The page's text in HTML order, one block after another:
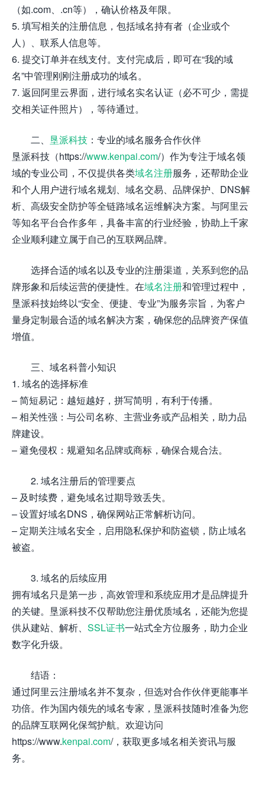
（如.com、.cn等），确认价格及年限。
5. 填写相关的注册信息，包括域名持有者（企业或个
人）、联系人信息等。
6. 提交订单并在线支付。支付完成后，即可在“我的域
名”中管理刚刚注册成功的域名。
7. 返回阿里云界面，进行域名实名认证（必不可少，需提
交相关证件照片），等待通过。
二、 垦派科技 ：专业的域名服务合作伙伴
垦派科技（https://www.kenpai.com/）作为专注于域名领
域的专业公司，不仅提供各类域名注册服务，还帮助企业
和个人用户进行域名规划、域名交易、品牌保护、DNS解
析、高级安全防护等全链路域名运维解决方案。与阿里云
等知名平台合作多年，具备丰富的行业经验，协助上千家
企业顺利建立属于自己的互联网品牌。
选择合适的域名以及专业的注册渠道，关系到您的品
牌形象和后续运营的便捷性。在域名注册和管理过程中，
垦派科技始终以“安全、便捷、专业”为服务宗旨，为客户
量身定制最合适的域名解决方案，确保您的品牌资产保值
增值。
三、域名科普小知识
1. 域名的选择标准
– 简短易记：越短越好，拼写简明，有利于传播。
– 相关性强：与公司名称、主营业务或产品相关，助力品
牌建设。
– 避免侵权：规避知名品牌或商标，确保合规合法。
2. 域名注册后的管理要点
– 及时续费，避免域名过期导致丢失。
– 设置好域名DNS，确保网站正常解析访问。
– 定期关注域名安全，启用隐私保护和防盗锁，防止域名
被盗。
3. 域名的后续应用
拥有域名只是第一步，高效管理和系统应用才是品牌提升
的关键。垦派科技不仅帮助您注册优质域名，还能为您提
供从建站、解析、 SSL证书一站式全方位服务，助力企业
数字化升级。
结语：
通过阿里云注册域名并不复杂，但选对合作伙伴更能事半
功倍。作为国内领先的域名专家，垦派科技随时准备为您
的品牌互联网化保驾护航。欢迎访问
https://www.kenpai.com/，获取更多域名相关资讯与服
务。